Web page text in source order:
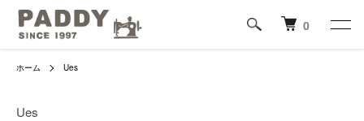
0
ホーム Ues
Ues